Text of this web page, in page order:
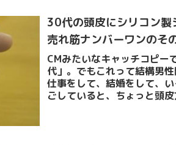
30代の頭皮にシリコン
売れ筋ナンバーワンのそ
CMみたいなキャッチコピー
代」。でもこれって結構男
仕事をして、結婚をして、
ごしていると、ちょっと頭